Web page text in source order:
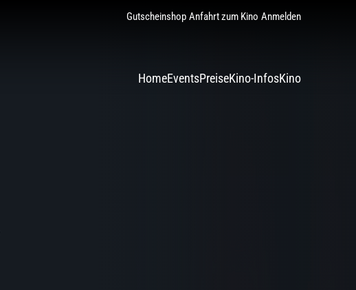
Gutscheinshop Anfahrt zum Kino Anmelden
HomeEventsPreiseKino-InfosKino